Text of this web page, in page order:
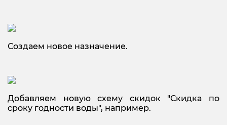
Создаем новое назначение.
Добавляем новую схему скидок "Скидка по
сроку годности воды", например.